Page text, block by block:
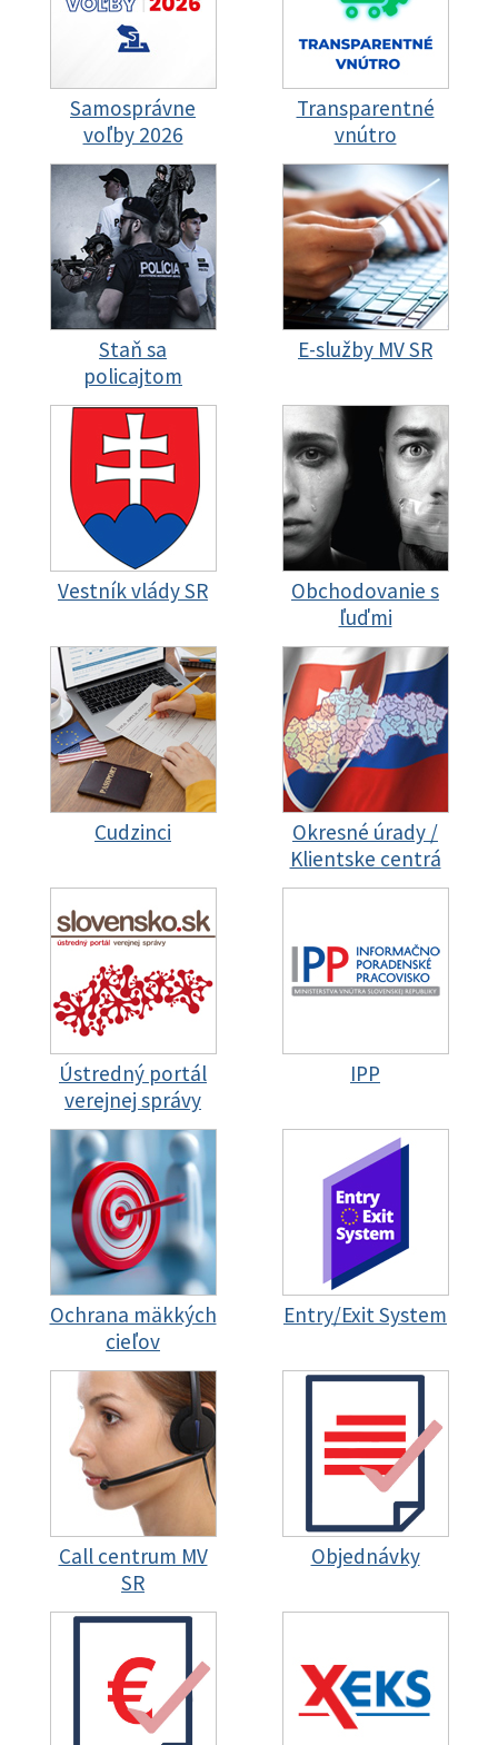
Samosprávne
voľby 2026
Transparentné
vnútro
Staň sa
policajtom
E-služby MV SR
Vestník vlády SR
Obchodovanie s
ľuďmi
Cudzinci
Okresné úrady /
Klientske centrá
Ústredný portál
verejnej správy
IPP
Ochrana mäkkých
cieľov
Entry/Exit System
Call centrum MV
SR
Objednávky